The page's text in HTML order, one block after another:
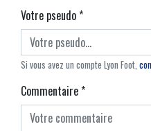
Votre pseudo*
Si vous avez un compte Lyon Foot,
Commentaire*